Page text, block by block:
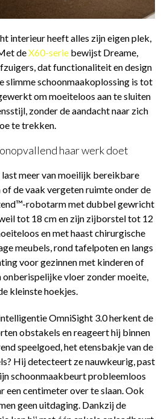
interieur heeft alles zijn eigen plek,
deX60-serie bewijst Dreame,
dat functionaliteit en design
slimme schoonmaakoplossing is tot
om moeiteloos aan te sluiten
zonder de aandacht naar zich
te trekken.
haar werk doet
last meer van moeilijk bereikbare
de vaak vergeten ruimte onder de
robotarm met dubbel gewricht
tot 18 cm en zijn zijborstel tot 12
en met haast chirurgische
meubels, rond tafelpoten en langs
voor gezinnen met kinderen of
onberispelijke vloer zonder moeite,
kleinste hoekjes.
OmniSight 3.0 herkent de
obstakels en reageert hij binnen
speelgoed, het etensbakje van de
Hij detecteert ze nauwkeurig, past
schoonmaakbeurt probleemloos
een centimeter over te slaan. Ook
geen uitdaging. Dankzij de